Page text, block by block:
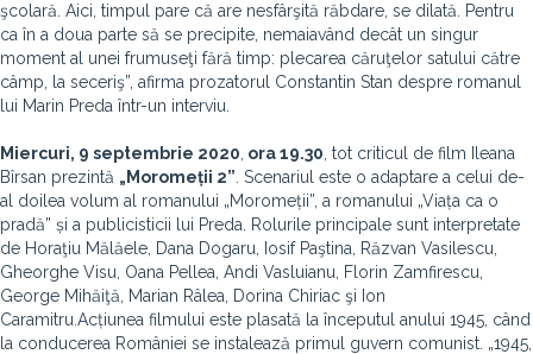
şcolară. Aici, timpul pare că are nesfârşită răbdare, se dilată. Pentru
ca în a doua parte să se precipite, nemaiavând decât un singur
moment al unei frumuseţi fără timp: plecarea căruţelor satului către
câmp, la seceriş”, afirma prozatorul Constantin Stan despre romanul
lui Marin Preda într-un interviu.
Miercuri, 9 septembrie 2020 ora 19.30 , tot criticul de film Ileana
Bîrsan prezintă „Moromeții 2” . Scenariul este o adaptare a celui de-
al doilea volum al romanului „Moromeții”, a romanului „Viața ca o
pradă” și a publicisticii lui Preda. Rolurile principale sunt interpretate
de Horaţiu Mălăele, Dana Dogaru, Iosif Paştina, Răzvan Vasilescu,
Gheorghe Visu, Oana Pellea, Andi Vasluianu, Florin Zamfirescu,
George Mihăiţă, Marian Râlea, Dorina Chiriac şi Ion
Caramitru.Acțiunea filmului este plasată la începutul anului 1945, când
la conducerea României se instalează primul guvern comunist. „1945,